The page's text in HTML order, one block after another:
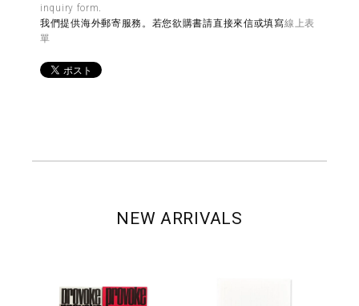
inquiry form
我們提供海外郵寄服務。若您欲購書請直接來信或填寫線上表
單
NEW ARRIVALS